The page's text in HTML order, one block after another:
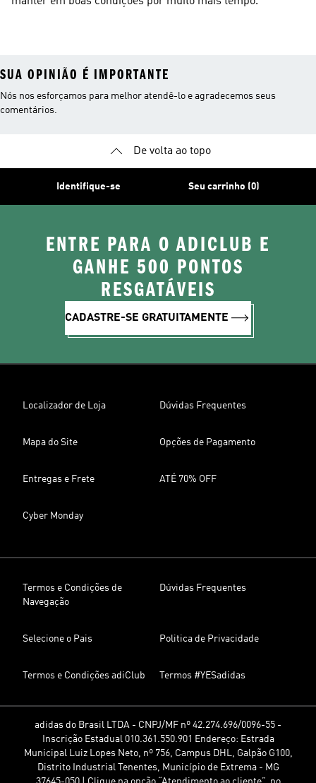
SUA OPINIÃO É IMPORTANTE
Nós nos esforçamos para melhor atendê-lo e agradecemos seus
comentários.
De volta ao topo
Identifique-se Seu carrinho (0)
ENTRE PARA O ADICLUB E
GANHE 500 PONTOS
RESGATÁVEIS
CADASTRE-SE GRATUITAMENTE
Localizador de Loja Dúvidas Frequentes
Mapa do Site Opções de Pagamento
Entregas e Frete ATÉ 70% OFF
Cyber Monday
Termos e Condições de
Navegação
Dúvidas Frequentes
Selecione o Pais Politica de Privacidade
Termos e Condições adiClub Termos #YESadidas
adidas do Brasil LTDA - CNPJ/MF nº 42.274.696/0096-55 -
Inscrição Estadual 010.361.550.901 Endereço: Estrada
Municipal Luiz Lopes Neto, nº 756, Campus DHL, Galpão G100,
Distrito Industrial Tenentes, Município de Extrema - MG